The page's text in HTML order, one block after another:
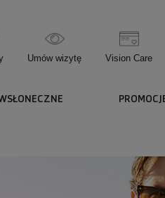
Umów wizytę Vision Care